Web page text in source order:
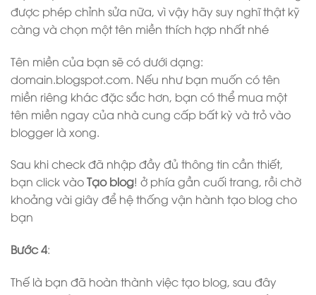
được phép chỉnh sửa nữa, vì vậy hãy suy nghĩ thật kỹ
càng và chọn một tên miền thích hợp nhất nhé
Tên miền của bạn sẽ có dưới dạng:
domain.blogspot.com. Nếu như bạn muốn có tên
miền riêng khác đặc sắc hơn, bạn có thể mua một
tên miền ngay của nhà cung cấp bất kỳ và trỏ vào
blogger là xong.
Sau khi check đã nhập đầy đủ thông tin cần thiết,
bạn click vàoTạo blog! ở phía gần cuối trang, rồi chờ
khoảng vài giây để hệ thống vận hành tạo blog cho
bạn
Bước 4:
Thế là bạn đã hoàn thành việc tạo blog, sau đây